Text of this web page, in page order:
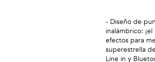
- Diseño de
inalámbrico:
efectos para
superestrella
Line in y